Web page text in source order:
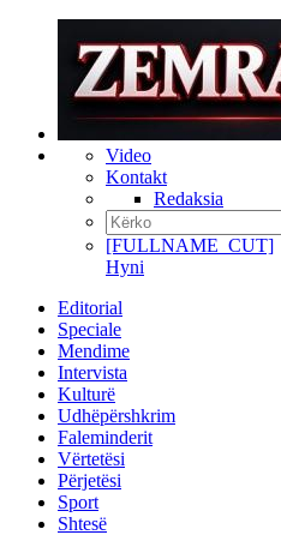
Video
Kontakt
Redaksia
[FULLNAME_CUT]
Hyni
Editorial
Speciale
Mendime
Intervista
Kulturë
Udhëpërshkrim
Faleminderit
Vërtetësi
Përjetësi
Sport
Shtesë